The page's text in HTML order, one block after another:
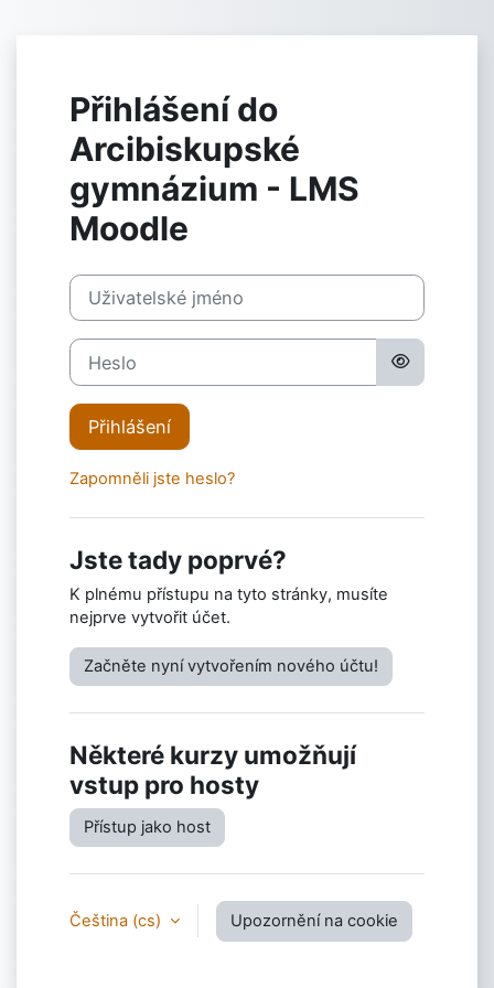
Přihlášení do
Arcibiskupské
gymnázium - LMS
Moodle
Přeskočit na vytvoření nového účtu
Uživatelské jméno
Heslo
Přihlášení
Zapomněli jste heslo?
Jste tady poprvé?
K plnému přístupu na tyto stránky, musíte
nejprve vytvořit účet.
Začněte nyní vytvořením nového účtu!
Některé kurzy umožňují
vstup pro hosty
Přístup jako host
Čeština ‎(cs)‎ Upozornění na cookie